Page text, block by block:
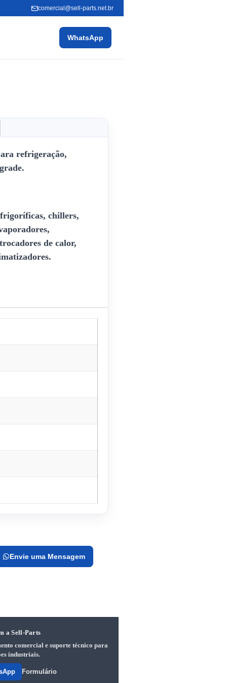
comercial@sell-parts.net.br
WhatsApp
refrigeração,
chillers,
de calor,
Envie uma Mensagem
a Sell-Parts
comercial e suporte técnico para
industriais.
Formulário